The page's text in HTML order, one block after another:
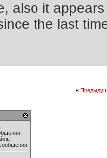
also it
the last
«